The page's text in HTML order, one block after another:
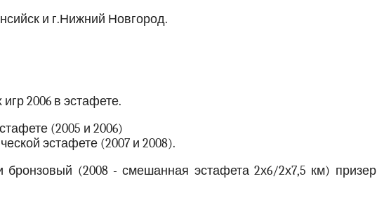
и г.Нижний Новгород.
2006 в эстафете.
(2005 и 2006)
эстафете (2007 и 2008).
(2008 - смешанная эстафета 2х6/2х7,5 км) призер